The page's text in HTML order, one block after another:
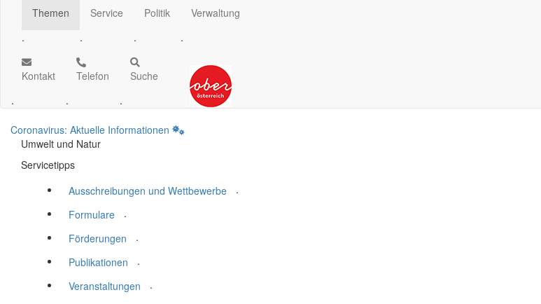
Themen
.
Service
.
Politik
.
Verwaltung
.
Kontakt
.
Telefon
.
Suche
.
Coronavirus: Aktuelle Informationen
Umwelt und Natur
Servicetipps
Ausschreibungen und Wettbewerbe
.
Formulare
.
Förderungen
.
Publikationen
.
Veranstaltungen
.